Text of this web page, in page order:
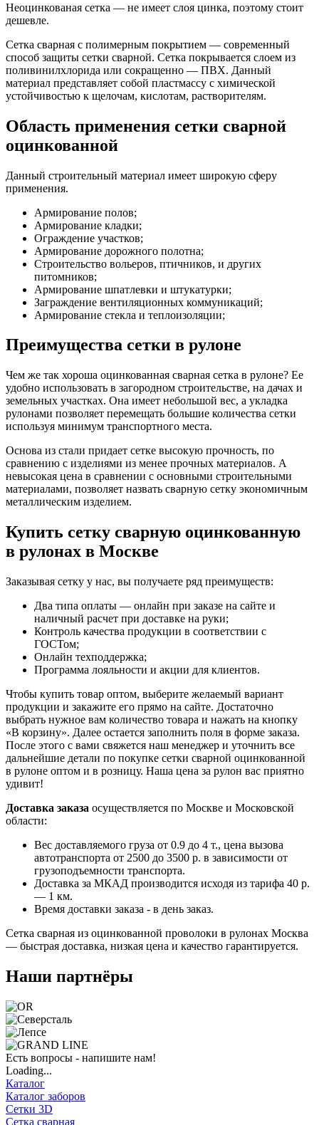
Неоцинкованая сетка — не имеет слоя цинка, поэтому стоит
дешевле.
Сетка сварная с полимерным покрытием — современный
способ защиты сетки сварной. Сетка покрывается слоем из
поливинилхлорида или сокращенно — ПВХ. Данный
материал представляет собой пластмассу с химической
устойчивостью к щелочам, кислотам, растворителям.
Область применения сетки сварной
оцинкованной
Данный строительный материал имеет широкую сферу
применения.
Армирование полов;
Армирование кладки;
Ограждение участков;
Армирование дорожного полотна;
Строительство вольеров, птичников, и других
питомников;
Армирование шпатлевки и штукатурки;
Заграждение вентиляционных коммуникаций;
Армирование стекла и теплоизоляции;
Преимущества сетки в рулоне
Чем же так хороша оцинкованная сварная сетка в рулоне? Ее
удобно использовать в загородном строительстве, на дачах и
земельных участках. Она имеет небольшой вес, а укладка
рулонами позволяет перемещать большие количества сетки
используя минимум транспортного места.
Основа из стали придает сетке высокую прочность, по
сравнению с изделиями из менее прочных материалов. А
невысокая цена в сравнении с основными строительными
материалами, позволяет назвать сварную сетку экономичным
металлическим изделием.
Купить сетку сварную оцинкованную
в рулонах в Москве
Заказывая сетку у нас, вы получаете ряд преимуществ:
Два типа оплаты — онлайн при заказе на сайте и
наличный расчет при доставке на руки;
Контроль качества продукции в соответствии с
ГОСТом;
Онлайн техподдержка;
Программа лояльности и акции для клиентов.
Чтобы купить товар оптом, выберите желаемый вариант
продукции и закажите его прямо на сайте. Достаточно
выбрать нужное вам количество товара и нажать на кнопку
«В корзину». Далее остается заполнить поля в форме заказа.
После этого с вами свяжется наш менеджер и уточнить все
дальнейшие детали по покупке сетки сварной оцинкованной
в рулоне оптом и в розницу. Наша цена за рулон вас приятно
удивит!
Доставка заказа осуществляется по Москве и Московской
области:
Вес доставляемого груза от 0.9 до 4 т., цена вызова
автотранспорта от 2500 до 3500 р. в зависимости от
грузоподъемности транспорта.
Доставка за МКАД производится исходя из тарифа 40 р.
— 1 км.
Время доставки заказа - в день заказ.
Сетка сварная из оцинкованной проволоки в рулонах Москва
— быстрая доставка, низкая цена и качество гарантируется.
Наши партнёры
Есть вопросы - напишите нам!
Loading...
Каталог
Каталог заборов
Сетки 3D
Сетка сварная